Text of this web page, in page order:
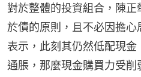
對於整體的投資組合，陳
於債的原則，且不必因擔
表示，此刻其仍然低配現
通脹，那麼現金購買力受